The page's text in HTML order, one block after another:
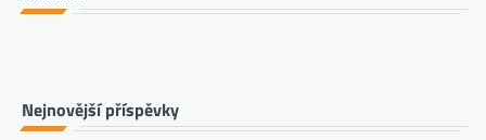
Nejnovější příspěvky